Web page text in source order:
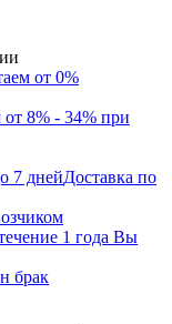
от 0%
8% - 34% при
Доставка по
1 года Вы
брак